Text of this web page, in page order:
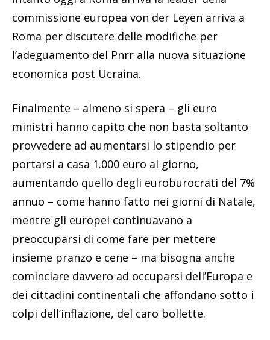
commissione europea von der Leyen arriva a
Roma per discutere delle modifiche per
l’adeguamento del Pnrr alla nuova situazione
economica post Ucraina.
Finalmente – almeno si spera – gli euro
ministri hanno capito che non basta soltanto
provvedere ad aumentarsi lo stipendio per
portarsi a casa 1.000 euro al giorno,
aumentando quello degli euroburocrati del 7%
annuo – come hanno fatto nei giorni di Natale,
mentre gli europei continuavano a
preoccuparsi di come fare per mettere
insieme pranzo e cene – ma bisogna anche
cominciare davvero ad occuparsi dell’Europa e
dei cittadini continentali che affondano sotto i
colpi dell’inflazione, del caro bollette.